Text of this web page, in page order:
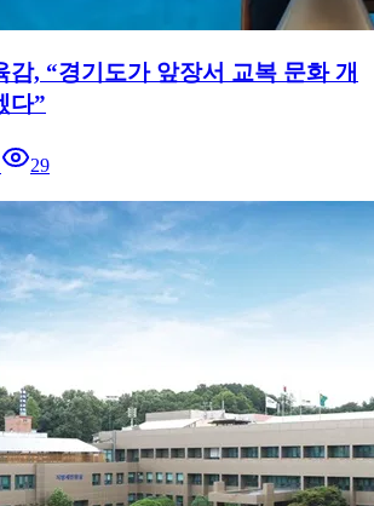
감, “경기도가 앞장서 교복 문화 개
다”
29